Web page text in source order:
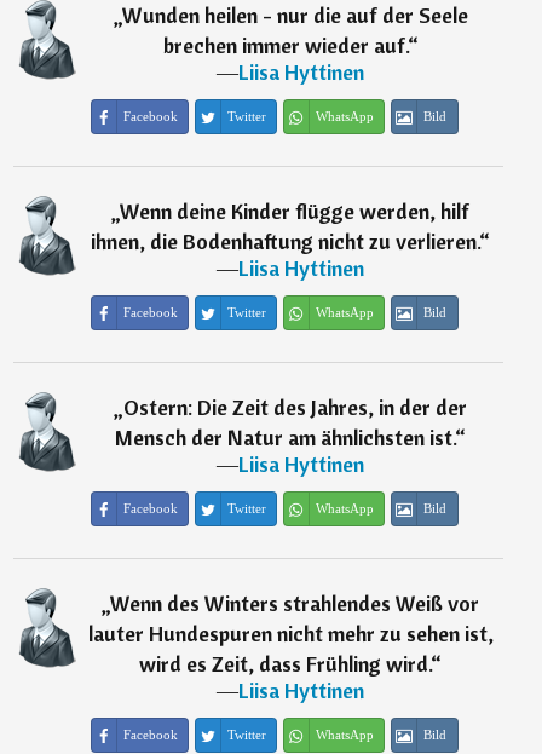
„Wunden heilen - nur die auf der Seele
brechen immer wieder auf.“
―Liisa Hyttinen
Facebook Twitter WhatsApp Bild
„Wenn deine Kinder flügge werden, hilf
ihnen, die Bodenhaftung nicht zu verlieren.“
―Liisa Hyttinen
Facebook Twitter WhatsApp Bild
„Ostern: Die Zeit des Jahres, in der der
Mensch der Natur am ähnlichsten ist.“
―Liisa Hyttinen
Facebook Twitter WhatsApp Bild
„Wenn des Winters strahlendes Weiß vor
lauter Hundespuren nicht mehr zu sehen ist,
wird es Zeit, dass Frühling wird.“
―Liisa Hyttinen
Facebook Twitter WhatsApp Bild